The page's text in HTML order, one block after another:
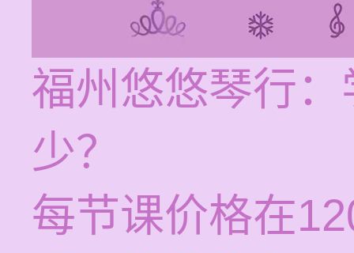
福州悠悠琴行
少？
每节课价格在